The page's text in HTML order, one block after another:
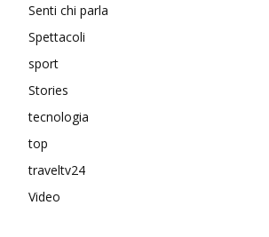
Senti chi parla
Spettacoli
sport
Stories
tecnologia
top
traveltv24
Video